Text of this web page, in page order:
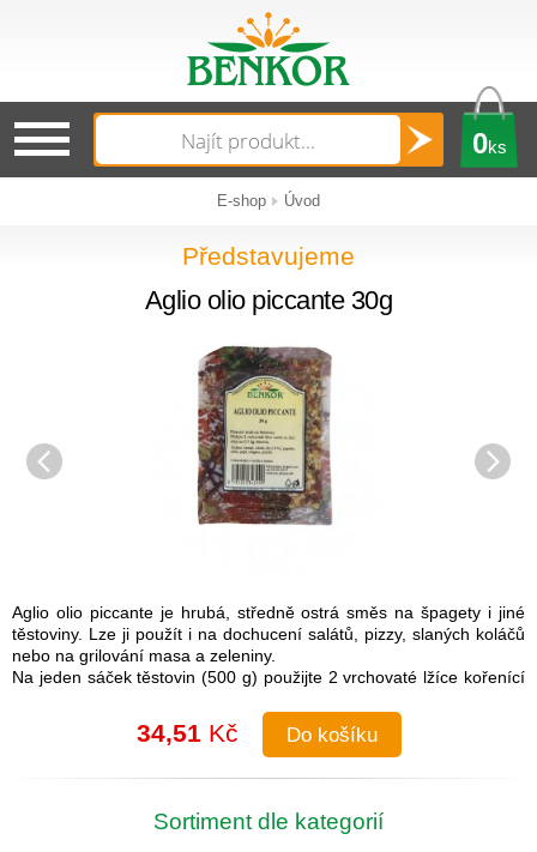
0ks
E-shop Úvod
Představujeme
Aglio olio piccante 30g
Aglio olio piccante je hrubá, středně ostrá směs na špagety i jiné
těstoviny. Lze ji použít i na dochucení salátů, pizzy, slaných koláčů
nebo na grilování masa a zeleniny.
Na jeden sáček těstovin (500 g) použijte 2 vrchovaté lžíce kořenící
Návod na přípravu: Do uvařených těstovin přimíchejte kořenící
směs a lžíci olivového oleje. Je možné také na pánvi olivový olej
rozehřát a koření na něm zlehka opražit, aby se rozvonělo a
následně přidat směs k těstovinám.
34,51Kč Do košíku
Sortiment dle kategorií